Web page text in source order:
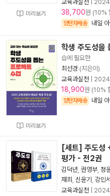
미리보기
교육과실천
2024
38,700원 (10%
양탄자배송 내일
미리보기
학생 주도성을
습에 필요한
최선경 (지은이)
교육과실천
2024
18,900원 (10%
양탄자배송 내일
[세트] 주도성
평가 - 전2권
김덕년 권영부 정
재희 신윤기 강민서
교육과실천
2024